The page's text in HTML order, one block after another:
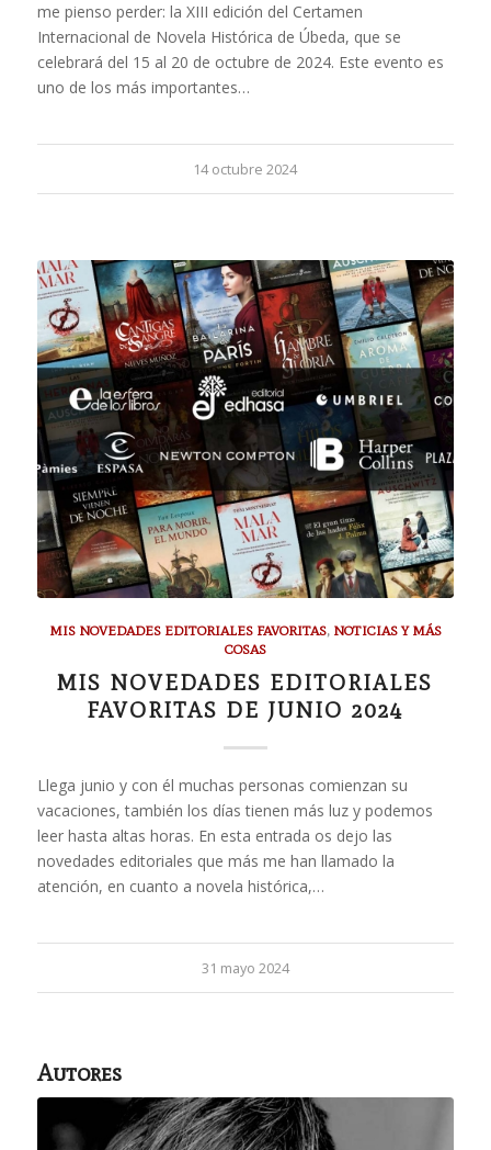
me pienso perder: la XIII edición del Certamen
Internacional de Novela Histórica de Úbeda, que se
celebrará del 15 al 20 de octubre de 2024. Este evento es
uno de los más importantes…
14 octubre 2024
MIS NOVEDADES EDITORIALES FAVORITAS, NOTICIAS Y MÁS
COSAS
MIS NOVEDADES EDITORIALES
FAVORITAS DE JUNIO 2024
Llega junio y con él muchas personas comienzan su
vacaciones, también los días tienen más luz y podemos
leer hasta altas horas. En esta entrada os dejo las
novedades editoriales que más me han llamado la
atención, en cuanto a novela histórica,…
31 mayo 2024
Autores